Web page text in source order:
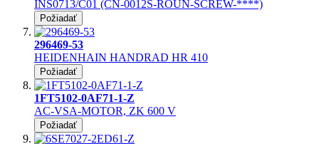
INS0713/C01 (CN-0012S-ROUN-SCREW-****)
Požiadať
296469-53
HEIDENHAIN HANDRAD HR 410
Požiadať
1FT5102-0AF71-1-Z
AC-VSA-MOTOR, ZK 600 V
Požiadať